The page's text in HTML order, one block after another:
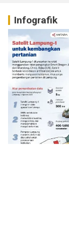
Infografik